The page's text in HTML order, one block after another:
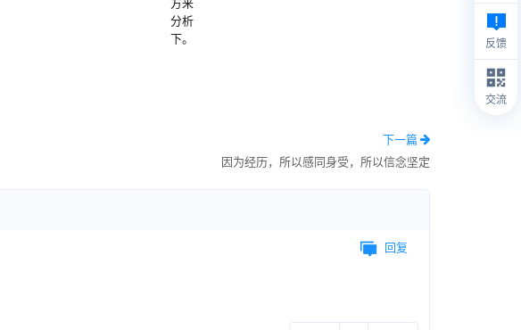
分析
下。
下一篇
因为经历，所以感同身受，所以信念坚定
回复
反馈
交流